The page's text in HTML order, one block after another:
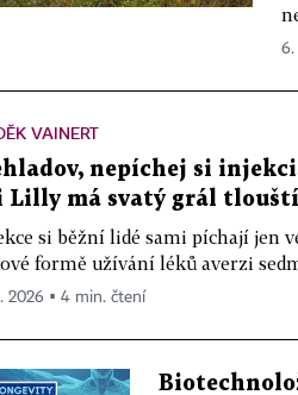
6.
VAINERT
nepíchej si
Lilly má svatý grál
si běžní lidé sami píchají jen
formě užívání léků averzi
2026 ▪ 4 min. čtení